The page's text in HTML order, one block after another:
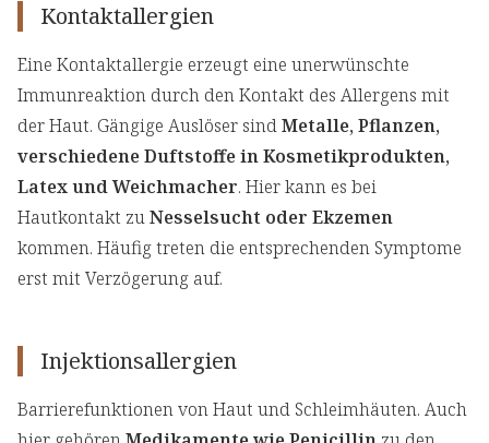
Kontaktallergien
Eine Kontaktallergie erzeugt eine unerwünschte
Immunreaktion durch den Kontakt des Allergens mit
der Haut. Gängige Auslöser sindMetalle, Pflanzen,
verschiedene Duftstoffe in Kosmetikprodukten,
Latex und Weichmacher. Hier kann es bei
Hautkontakt zuNesselsucht oder Ekzemen
kommen. Häufig treten die entsprechenden Symptome
erst mit Verzögerung auf.
Injektionsallergien
Barrierefunktionen von Haut und Schleimhäuten. Auch